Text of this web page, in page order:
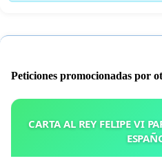
Peticiones promocionadas por
CARTA AL REY FELIPE VI